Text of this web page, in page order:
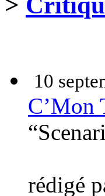
10
C’Mon
rédigé